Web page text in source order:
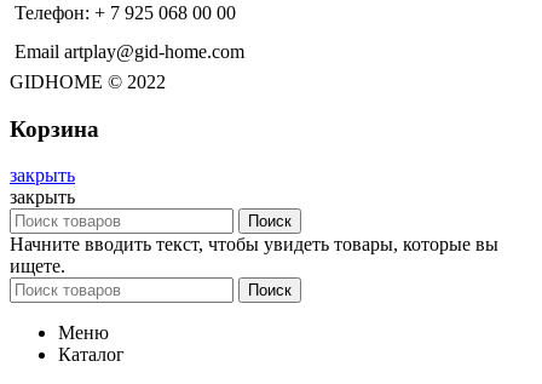
Телефон: + 7 925 068 00 00
Email artplay@gid-home.com
GIDHOME © 2022
Корзина
закрыть
закрыть
Поиск
Начните вводить текст, чтобы увидеть товары, которые вы
ищете.
Поиск
Меню
Каталог